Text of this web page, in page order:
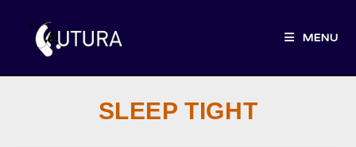
contenuto
MENU
SLEEP TIGHT